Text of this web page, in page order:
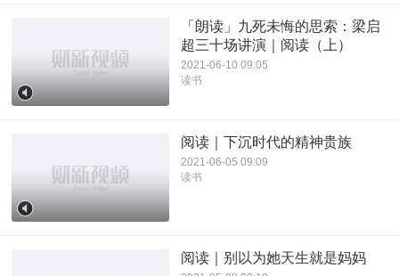
「朗读」九死未悔的思索：梁启
超三十场讲演｜阅读（上）
2021-06-10 09:05
读书
阅读｜下沉时代的精神贵族
2021-06-05 09:09
读书
阅读｜别以为她天生就是妈妈